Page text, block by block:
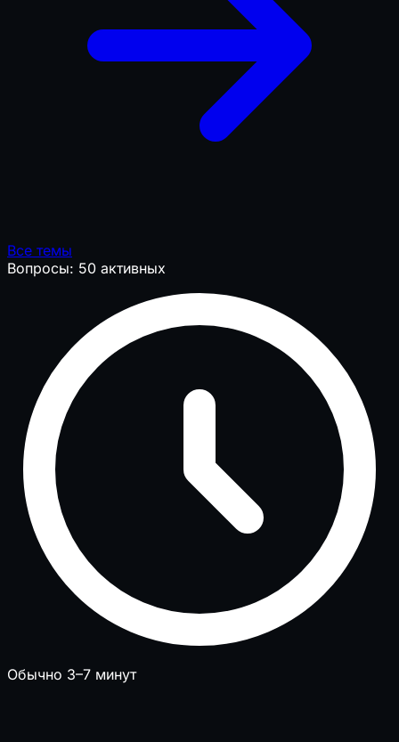
Все темы
Вопросы: 50 активных
Обычно 3–7 минут